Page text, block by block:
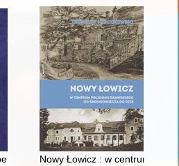
z rodu Ślązaka
Nowy Łowicz : w centrum